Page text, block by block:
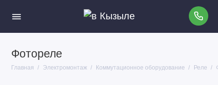
Фотореле
Главная Электромонтаж Коммутационное оборудование Реле
Автомат пуска двигателя АПД